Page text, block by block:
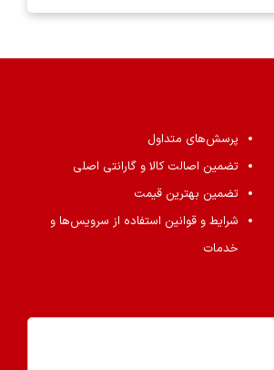
پرسش‌های متداول
تضمین اصالت کالا و گارانتی اصلی
تضمین بهترین قیمت
شرایط و قوانین استفاده از سرویس‌ها و
خدمات